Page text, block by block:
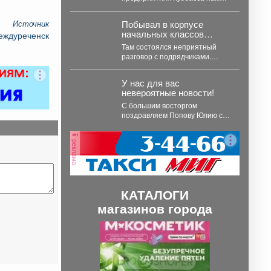
Источник
труда».
экономика». ...
Побывал в корпусе
начальных классов
Гимназии N6.
Там состоялся неприятный
разговор с подрядчиками.
объекта....
У нас для вас
невероятные новости!
С большим восторгом
поздравляем Попову Юлию с
100 баллов на ЕГЭ по...
реклама
КАТАЛОГИ
магазинов города